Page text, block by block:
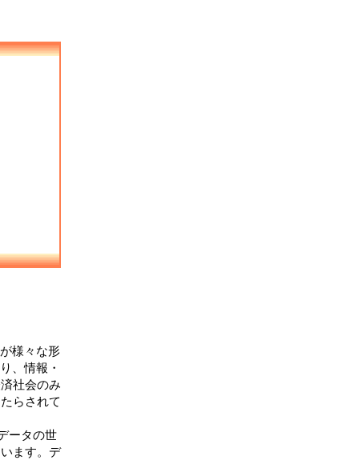
様々な形
、情報・
社会のみ
らされて
ータの世
ます。デ